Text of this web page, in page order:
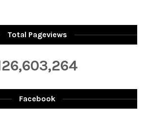
Total Pageviews
Facebook